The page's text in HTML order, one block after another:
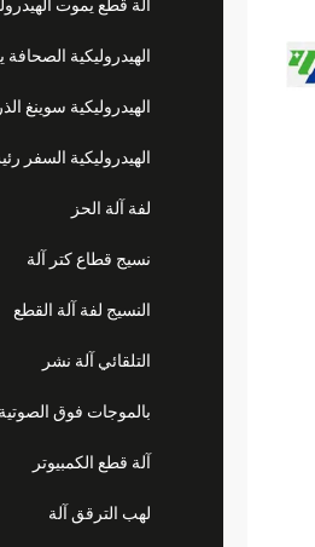
آلة قطع يموت
الهيدروليكية
الهيدروليكية سوينغ
الهيدروليكية السفر
لفة آلة الحز
نسيج قطاع كتر آلة
النسيج لفة آلة القطع
التلقائي آلة نشر
بالموجات فوق
آلة قطع الكمبيوتر
لهب الترقق آلة